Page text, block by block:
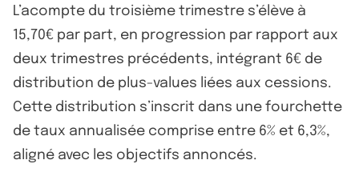
L’acompte du troisième trimestre s’élève à
15,70€ par part, en progression par rapport aux
deux trimestres précédents, intégrant 6€ de
distribution de plus-values liées aux cessions.
Cette distribution s’inscrit dans une fourchette
de taux annualisée comprise entre 6% et 6,3%,
aligné avec les objectifs annoncés.